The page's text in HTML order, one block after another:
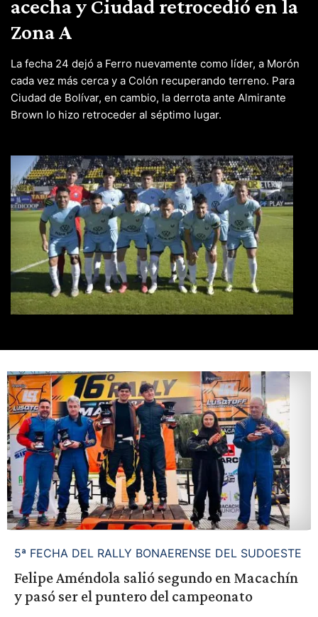
acecha y Ciudad retrocedió en la
Zona A
La fecha 24 dejó a Ferro nuevamente como líder, a Morón
cada vez más cerca y a Colón recuperando terreno. Para
Ciudad de Bolívar, en cambio, la derrota ante Almirante
Brown lo hizo retroceder al séptimo lugar.
5ª FECHA DEL RALLY BONAERENSE DEL SUDOESTE
Felipe Améndola salió segundo en Macachín
y pasó ser el puntero del campeonato